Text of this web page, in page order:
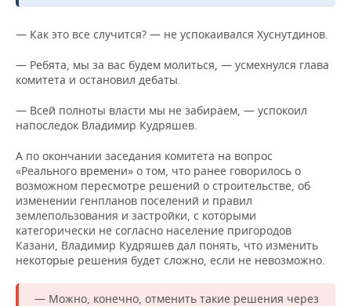
— Как это все случится? — не успокаивался Хуснутдинов.
— Ребята, мы за вас будем молиться, — усмехнулся глава
комитета и остановил дебаты.
— Всей полноты власти мы не забираем, — успокоил
напоследок Владимир Кудряшев.
А по окончании заседания комитета на вопрос
«Реального времени» о том, что ранее говорилось о
возможном пересмотре решений о строительстве, об
изменении генпланов поселений и правил
землепользования и застройки, с которыми
категорически не согласно население пригородов
Казани, Владимир Кудряшев дал понять, что изменить
некоторые решения будет сложно, если не невозможно.
— Можно, конечно, отменить такие решения через